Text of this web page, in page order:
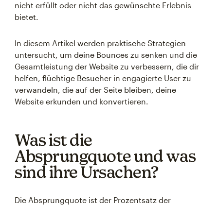
nicht erfüllt oder nicht das gewünschte Erlebnis
bietet.
In diesem Artikel werden praktische Strategien
untersucht, um deine Bounces zu senken und die
Gesamtleistung der Website zu verbessern, die dir
helfen, flüchtige Besucher in engagierte User zu
verwandeln, die auf der Seite bleiben, deine
Website erkunden und konvertieren.
Was ist die
Absprungquote und was
sind ihre Ursachen?
Die Absprungquote ist der Prozentsatz der